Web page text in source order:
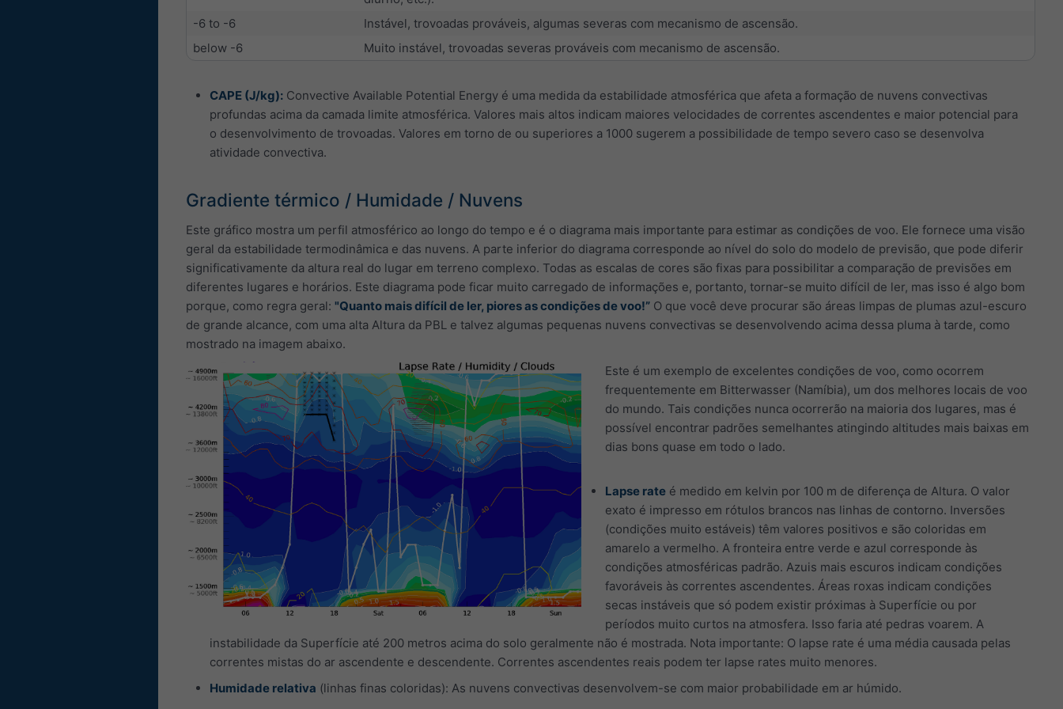
-6 to -6
Instável, trovoadas prováveis, algumas severas com mecanismo de ascensão.
below -6
Muito instável, trovoadas severas prováveis com mecanismo de ascensão.
CAPE (J/kg): Convective Available Potential Energy é uma medida da estabilidade atmosférica que afeta a formação de nuvens convectivas
profundas acima da camada limite atmosférica. Valores mais altos indicam maiores velocidades de correntes ascendentes e maior potencial para
o desenvolvimento de trovoadas. Valores em torno de ou superiores a 1000 sugerem a possibilidade de tempo severo caso se desenvolva
atividade convectiva.
Gradiente térmico / Humidade / Nuvens
Este gráfico mostra um perfil atmosférico ao longo do tempo e é o diagrama mais importante para estimar as condições de voo. Ele fornece uma visão
geral da estabilidade termodinâmica e das nuvens. A parte inferior do diagrama corresponde ao nível do solo do modelo de previsão, que pode diferir
significativamente da altura real do lugar em terreno complexo. Todas as escalas de cores são fixas para possibilitar a comparação de previsões em
diferentes lugares e horários. Este diagrama pode ficar muito carregado de informações e, portanto, tornar-se muito difícil de ler, mas isso é algo bom
porque, como regra geral: "Quanto mais difícil de ler, piores as condições de voo!” O que você deve procurar são áreas limpas de plumas azul-escuro
de grande alcance, com uma alta Altura da PBL e talvez algumas pequenas nuvens convectivas se desenvolvendo acima dessa pluma à tarde, como
mostrado na imagem abaixo.
Este é um exemplo de excelentes condições de voo, como ocorrem
frequentemente em Bitterwasser (Namíbia), um dos melhores locais de voo
do mundo. Tais condições nunca ocorrerão na maioria dos lugares, mas é
possível encontrar padrões semelhantes atingindo altitudes mais baixas em
dias bons quase em todo o lado.
Lapse rate é medido em kelvin por 100 m de diferença de Altura. O valor
exato é impresso em rótulos brancos nas linhas de contorno. Inversões
(condições muito estáveis) têm valores positivos e são coloridas em
amarelo a vermelho. A fronteira entre verde e azul corresponde às
condições atmosféricas padrão. Azuis mais escuros indicam condições
favoráveis às correntes ascendentes. Áreas roxas indicam condições
secas instáveis que só podem existir próximas à Superfície ou por
períodos muito curtos na atmosfera. Isso faria até pedras voarem. A
instabilidade da Superfície até 200 metros acima do solo geralmente não é mostrada. Nota importante: O lapse rate é uma média causada pelas
correntes mistas do ar ascendente e descendente. Correntes ascendentes reais podem ter lapse rates muito menores.
Humidade relativa (linhas finas coloridas): As nuvens convectivas desenvolvem-se com maior probabilidade em ar húmido.